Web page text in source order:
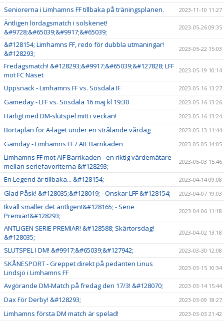
Seniorerna i Limhamns FF tillbaka på träningsplanen. 2023-11-10 11:27
Äntligen lördagsmatch i solskenet!
&#9728;&#65039;&#9917;&#65039;
2023-05-26 09:35
&#128154; Limhamns FF, redo för dubbla utmaningar!
&#128293;
2023-05-22 15:03
Fredagsmatch! &#128293;&#9917;&#65039;&#127828; LFF
mot FC Näset
2023-05-19 10:14
Uppsnack - Limhamns FF vs. Sösdala IF 2023-05-16 13:27
Gameday - LFF vs. Sösdala 16 maj kl 19:30 2023-05-16 13:26
Härligt med DM-slutspel mitt i veckan! 2023-05-16 13:24
Bortaplan för A-laget under en strålande vårdag 2023-05-13 11:44
Gamday - Limhamns FF / AIF Barrikaden 2023-05-05 14:05
Limhamns FF mot AIF Barrikaden - en riktig värdemätare
mellan seriefavoriterna &#128293;
2023-05-03 15:46
En Legend är tillbaka... &#128154; 2023-04-14 09:08
Glad Påsk! &#128035;&#128019; - Önskar LFF &#128154; 2023-04-07 19:03
Ikväll smäller det äntligen!&#128165; - Serie
Premiär!&#128293;
2023-04-06 11:18
ÄNTLIGEN SERIE PREMIÄR! &#128588; Skärtorsdag!
&#128035;
2023-04-02 13:18
SLUTSPEL I DM! &#9917;&#65039;&#127942; 2023-03-30 12:08
SKÅNESPORT - Greppet direkt på pedanten Linus
Lindsjö i Limhamns FF
2023-03-15 10:34
Avgörande DM-Match på fredag den 17/3! &#128070; 2023-03-14 15:44
Dax För Derby! &#128293; 2023-03-09 18:27
Limhamns första DM match är spelad! 2023-03-03 21:42